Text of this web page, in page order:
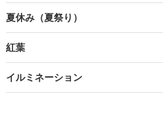
夏休み（夏祭り）
紅葉
イルミネーション